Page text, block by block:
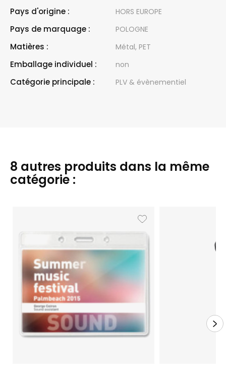
Pays d'origine : HORS EUROPE
Pays de marquage : POLOGNE
Matières : Métal, PET
Emballage individuel : non
Catégorie principale : PLV & évènementiel
8 autres produits dans la même
catégorie :